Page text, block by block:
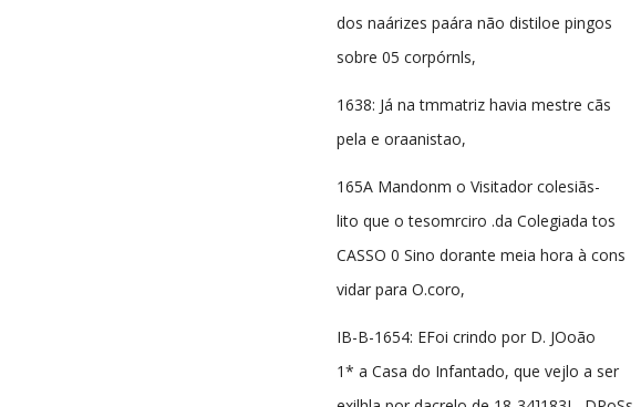
dos naárizes paára não distiloe pingos
sobre 05 corpórnls,
1638: Já na tmmatriz havia mestre cãs
pela e oraanistao,
165A Mandonm o Visitador colesiãs-
lito que o tesomrciro .da Colegiada tos
CASSO 0 Sino dorante meia hora à cons
vidar para O.coro,
IB-B-1654: EFoi crindo por D. JOoão
1* a Casa do Infantado, que vejlo a ser